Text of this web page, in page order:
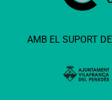
AMB EL SUPORT